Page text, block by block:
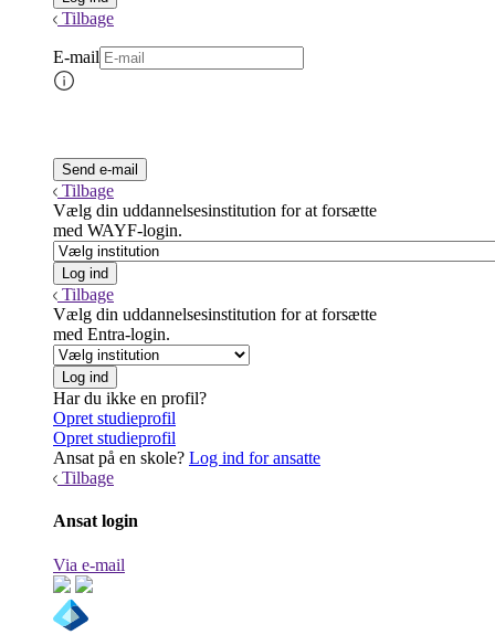
Tilbage
E-mail
Tilbage
Vælg din uddannelsesinstitution for at forsætte
med WAYF-login.
Tilbage
Vælg din uddannelsesinstitution for at forsætte
med Entra-login.
Har du ikke en profil?
Opret studieprofil
Opret studieprofil
Ansat på en skole? Log ind for ansatte
Tilbage
Ansat login
Via e-mail